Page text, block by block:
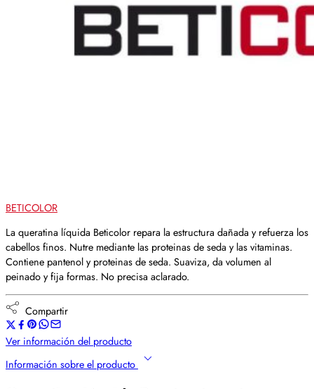
BETICOLOR
La queratina líquida Beticolor repara la estructura dañada y refuerza los
cabellos finos. Nutre mediante las proteinas de seda y las vitaminas.
Contiene pantenol y proteinas de seda. Suaviza, da volumen al
peinado y fija formas. No precisa aclarado.
Compartir
Ver información del producto
Información sobre el producto